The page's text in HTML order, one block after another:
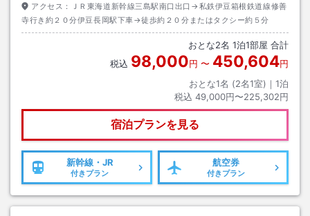
アクセス：
ＪＲ東海道新幹線三島駅南口出口→私鉄伊豆箱根鉄道線修善
寺行き約２０分伊豆長岡駅下車→徒歩約２０分またはタクシー約５分
おとな2名 1泊1部屋 合計
税込 98,000円 〜 450,604円
おとな1名 (2名1室)｜ 1泊
税込 49,000円〜225,302円
宿泊プランを見る
新幹線・JR
付きプラン
航空券
付きプラン